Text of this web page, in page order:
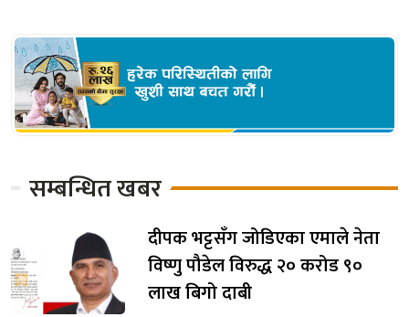
सम्बन्धित खबर
दीपक भट्टसँग जोडिएका एमाले नेता
विष्णु पौडेल विरुद्ध २० करोड ९०
लाख बिगो दाबी